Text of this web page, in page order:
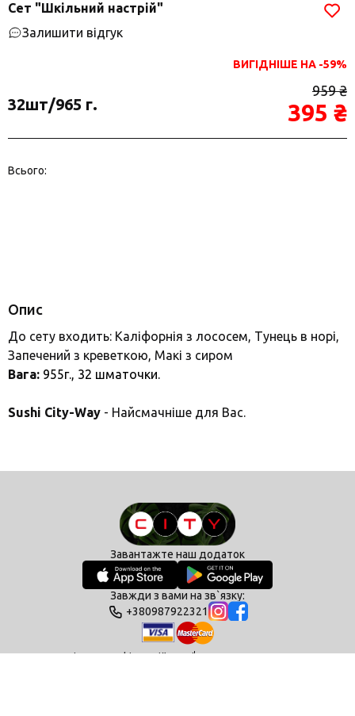
Сет "Шкільний настрій"
Залишити відгук
ВИГІДНІШЕ НА -59%
32шт/965 г.
959 ₴
395 ₴
Всього:
Опис
До сету входить: Каліфорнія з лососем, Тунець в норі,
Запечений з креветкою, Макі з сиром
Вага: 955г., 32 шматочки.
Sushi City-Way - Найсмачніше для Вас.
Завантажте наш додаток
Завжди з вами на зв`язку:
+380987922321
Політика конфіденційностіУмови користування